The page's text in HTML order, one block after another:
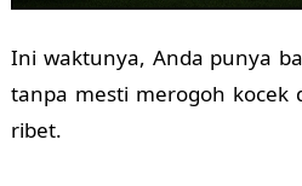
Ini waktunya, Anda punya
tanpa mesti merogoh kocek
ribet.